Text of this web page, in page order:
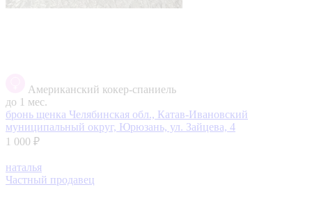
Американский кокер-спаниель
до 1 мес.
бронь щенка Челябинская обл., Катав-Ивановский
муниципальный округ, Юрюзань, ул. Зайцева, 4
1 000 ₽
наталья
Частный продавец